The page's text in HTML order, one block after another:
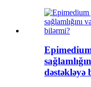
dəstəkləyə